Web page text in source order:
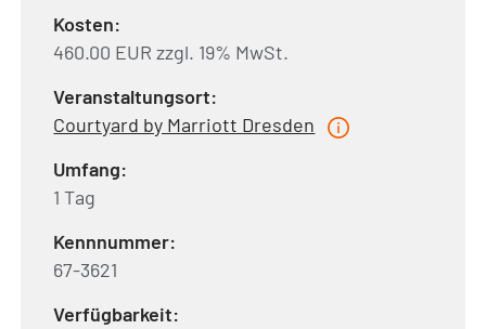
Kosten:
460.00 EUR zzgl. 19% MwSt.
Veranstaltungsort:
Courtyard by Marriott Dresden
Umfang:
1 Tag
Kennnummer:
67-3621
Verfügbarkeit: